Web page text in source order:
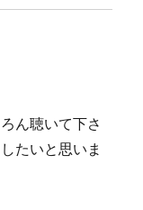
ん聴いて下さ
たいと思いま